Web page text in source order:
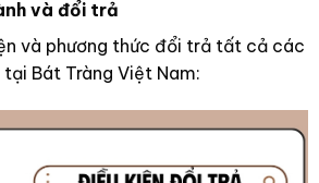
và đổi trả
và phương thức đổi trả tất cả các
Bát Tràng Việt Nam: